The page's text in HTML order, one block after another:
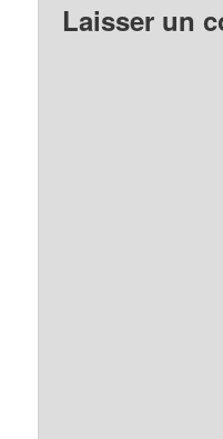
Laisser un